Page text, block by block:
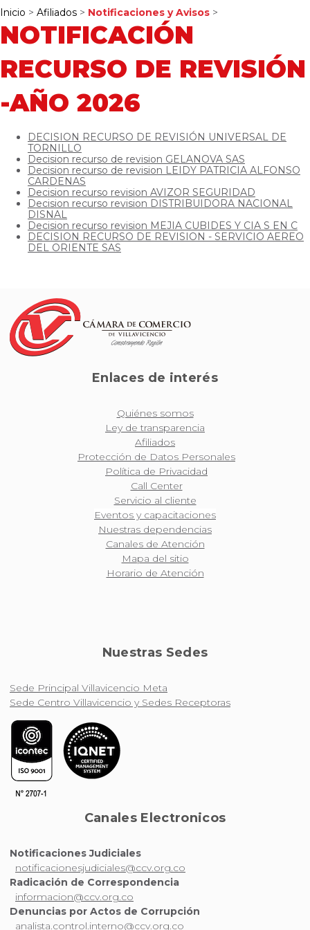
Inicio > Afiliados > Notificaciones y Avisos >
NOTIFICACIÓN
RECURSO DE REVISIÓN
-AÑO 2026
DECISION RECURSO DE REVISIÓN UNIVERSAL DE
TORNILLO
Decision recurso de revision GELANOVA SAS
Decision recurso de revision LEIDY PATRICIA ALFONSO
CARDENAS
Decision recurso revision AVIZOR SEGURIDAD
Decision recurso revision DISTRIBUIDORA NACIONAL
DISNAL
Decision recurso revision MEJIA CUBIDES Y CIA S EN C
DECISION RECURSO DE REVISION - SERVICIO AEREO
DEL ORIENTE SAS
Enlaces de interés
Quiénes somos
Ley de transparencia
Afiliados
Protección de Datos Personales
Política de Privacidad
Call Center
Servicio al cliente
Eventos y capacitaciones
Nuestras dependencias
Canales de Atención
Mapa del sitio
Horario de Atención
Nuestras Sedes
Sede Principal Villavicencio Meta
Sede Centro Villavicencio y Sedes Receptoras
Canales Electronicos
Notificaciones Judiciales
notificacionesjudiciales@ccv.org.co
Radicación de Correspondencia
informacion@ccv.org.co
Denuncias por Actos de Corrupción
analista.control.interno@ccv.org.co